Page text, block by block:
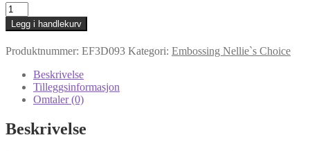
Nellie`s
Choice
3D
embossing
folder
Scandinavian
flowers
Legg i handlekurv
Produktnummer: EF3D093 Kategori: Embossing Nellie`s Choice
Beskrivelse
Tilleggsinformasjon
Omtaler (0)
Beskrivelse